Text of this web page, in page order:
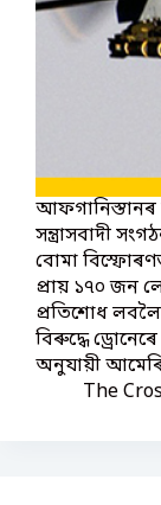
আফগানিস্তানৰ
সন্ত্ৰাসবাদী
বোমা
প্ৰায় ১৭০ জন
প্ৰতিশোধ
বিৰুদ্ধে
অনুযায়ী
The